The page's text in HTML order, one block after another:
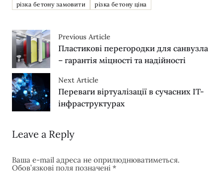
різка бетону замовити
різка бетону ціна
Previous Article
Пластикові перегородки для санвузла
– гарантія міцності та надійності
Next Article
Переваги віртуалізації в сучасних IT-
інфраструктурах
Leave a Reply
Ваша e-mail адреса не оприлюднюватиметься.
Обов’язкові поля позначені *